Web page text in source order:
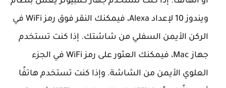
ويندوز 10 لإعداد Alexa، فيمكنك النقر فوق رمز WiFi في
الركن الأيمن السفلي من شاشتك. إذا كنت تستخدم
جهاز Mac، فيمكنك العثور على رمز WiFi في الجزء
العلوي الأيمن من الشاشة. وإذا كنت تستخدم هاتفًا